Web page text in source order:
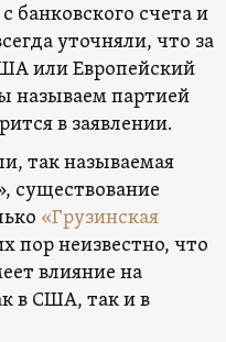
банковского счета и
уточняли, что за
или Европейский
называем партией
в заявлении.
так называемая
существование
«Грузинская
пор неизвестно, что
влияние на
в США, так и в